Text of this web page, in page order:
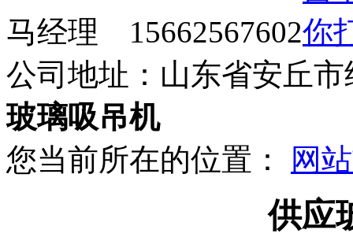
马经理 15662567602
公司地址：山东省安丘
玻璃吸吊机
您当前所在的位置：
网
供应